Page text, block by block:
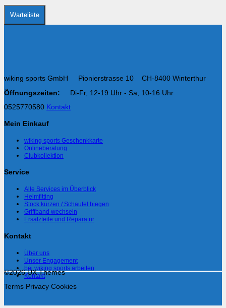
Warteliste
wiking sports GmbH Pionierstrasse 10 CH-8400 Winterthur
Öffnungszeiten: Di-Fr, 12-19 Uhr - Sa, 10-16 Uhr
0525770580 Kontakt
Mein Einkauf
wiking sports Geschenkkarte
Onlineberatung
Clubkollektion
Service
Alle Services im Überblick
Helmfitting
Stock kürzen / Schaufel biegen
Griffband wechseln
Ersatzteile und Reparatur
Kontakt
Über uns
Unser Engagement
bei wiking sports arbeiten
Kontakt
©2026 UX Themes
Terms Privacy Cookies